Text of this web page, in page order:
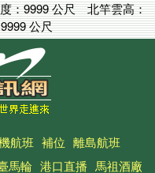
：9999 公尺北竿雲高：
9999 公尺
航班 補位 離島航班
馬輪 港口直播 馬祖酒廠